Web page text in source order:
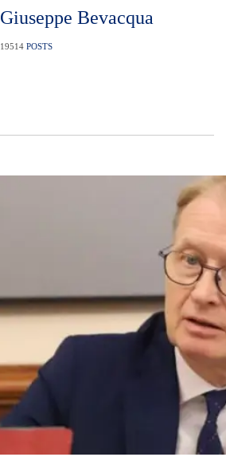
Giuseppe Bevacqua
19514 POSTS